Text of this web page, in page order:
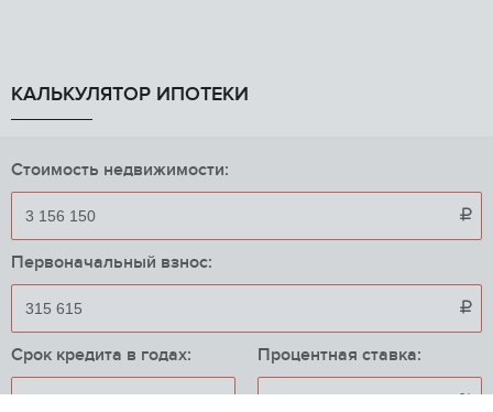
КАЛЬКУЛЯТОР ИПОТЕКИ
Стоимость недвижимости:

Первоначальный взнос:

Срок кредита в годах: Процентная ставка:
%